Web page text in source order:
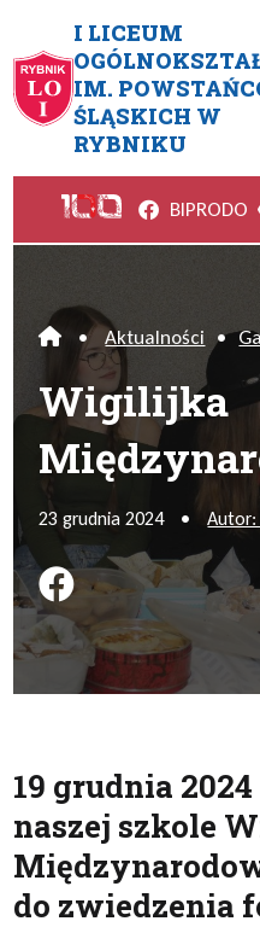
I LICEUM
IM.
ŚLĄSKICH W
RYBNIKU
Wigilijka
Facebook
BIPRODO
Home
• Aktualności •
Wigilijka
23 grudnia 2024 • Autor:
Podziel
19 grudnia
naszej szkole
do zwiedzenia